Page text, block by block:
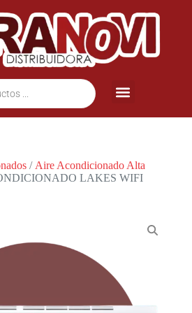
/ Aire Acondicionado Alta
LAKES WIFI